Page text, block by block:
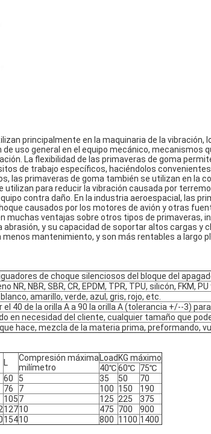
principalmente en la maquinaria de la vibración,
uso general en el equipo mecánico, mecanismos
La flexibilidad de las primaveras de goma
de trabajo específicos, haciéndolos convenientes
las primaveras de goma también se utilizan en la
utilizan para reducir la vibración causada por
contra daño. En la industria aeroespacial, las
causados por los motores de avión y otras
muchas ventajas sobre otros tipos de primaveras,
abrasión, y su capacidad de soportar altos cargas y
mantenimiento, y son más rentables a largo
de choque silenciosos del bloque del
NR, NBR, SBR, CR, EPDM, TPR, TPU, silicón, FKM,
blanco, amarillo, verde, azul, gris, rojo, etc.
el 40 de la orilla A a 90 la orilla A (tolerancia +/--3)
en necesidad del cliente, cualquier tamaño que
hace, mezcla de la materia prima, preformando,
L
Compresión máxima
milímetro
LoadKG máximo
40℃60℃ 75℃
60 5 35 50
70
76 7 100 150
190
1057 125 225
375
12710 475 700
900
15410 800 1100 1400